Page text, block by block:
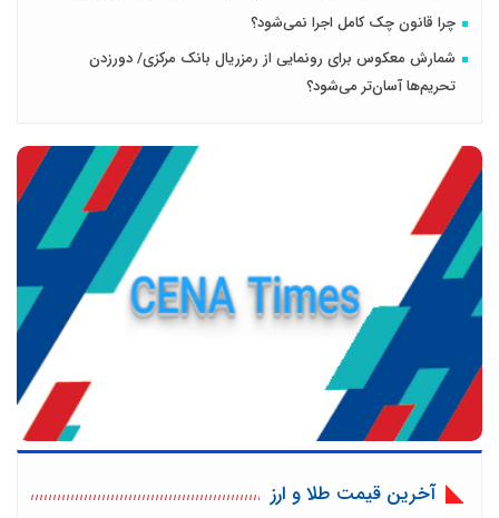
چرا قانون چک کامل اجرا نمی‌شود؟
شمارش معکوس برای رونمایی از رمزریال بانک مرکزی/ دورزدن
تحریم‌ها آسان‌تر می‌شود؟
آخرین قیمت طلا و ارز